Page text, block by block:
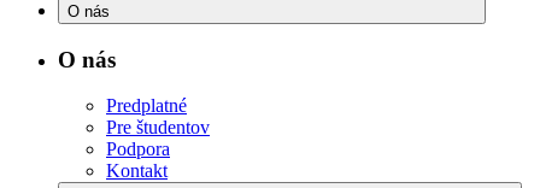
O nás
O nás
Predplatné
Pre študentov
Podpora
Kontakt